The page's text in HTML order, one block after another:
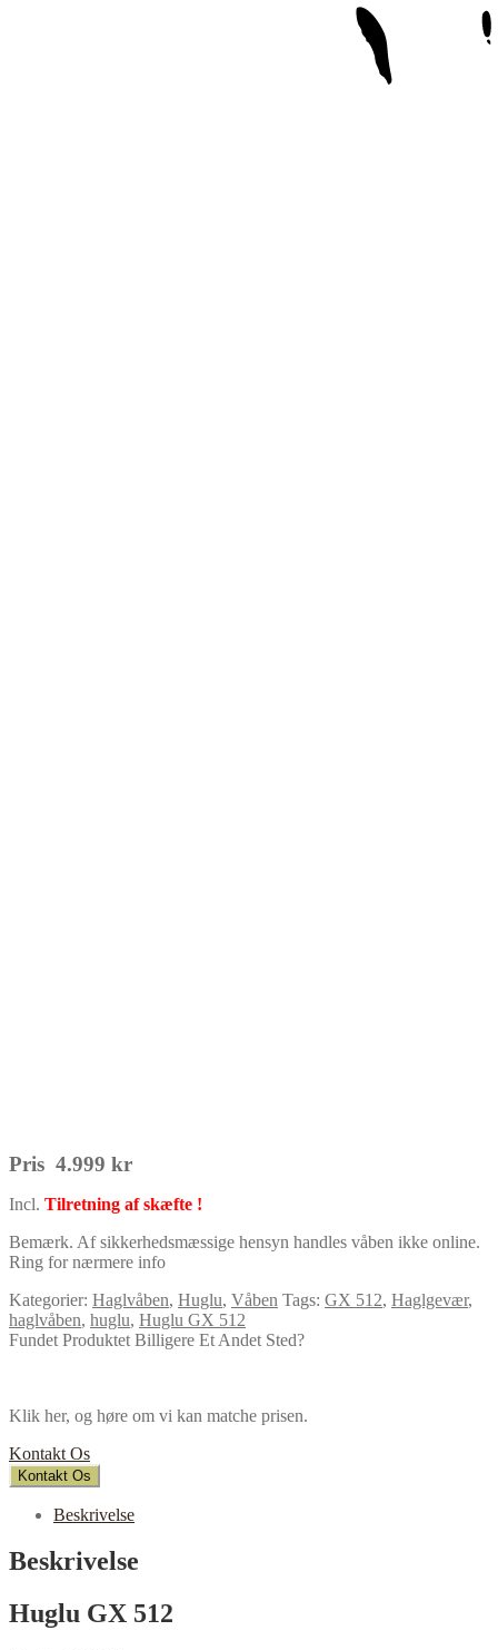
Pris 4.999 kr
Incl. Tilretning af skæfte !
Bemærk. Af sikkerhedsmæssige hensyn handles våben ikke online.
Ring for nærmere info
Kategorier: Haglvåben, Huglu, Våben Tags: GX 512, Haglgevær,
haglvåben, huglu, Huglu GX 512
Fundet Produktet Billigere Et Andet Sted?
Klik her, og høre om vi kan matche prisen.
Kontakt Os
Kontakt Os
Beskrivelse
Beskrivelse
Huglu GX 512